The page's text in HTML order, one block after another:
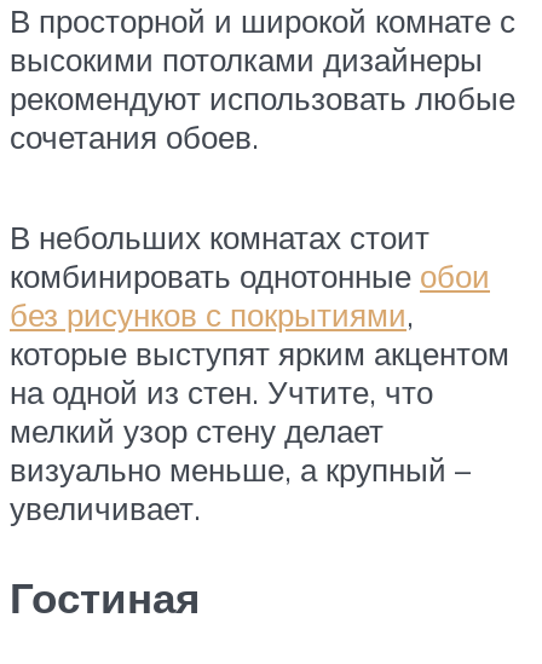
В просторной и широкой комнате с
высокими потолками дизайнеры
рекомендуют использовать любые
сочетания обоев.
В небольших комнатах стоит
комбинировать однотонные обои
без рисунков с покрытиями,
которые выступят ярким акцентом
на одной из стен. Учтите, что
мелкий узор стену делает
визуально меньше, а крупный –
увеличивает.
Гостиная